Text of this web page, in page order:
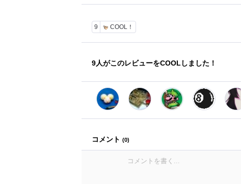
9 COOL！
9人がこのレビューをCOOLしました！
コメント (0)